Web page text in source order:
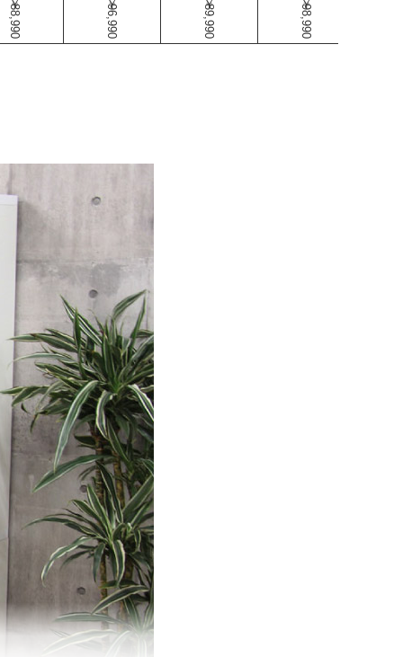
￥88,990 ￥96,990 ￥89,990 ￥98,990